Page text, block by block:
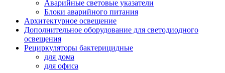
Аварийные световые указатели
Блоки аварийного питания
Архитектурное освещение
Дополнительное оборудование для светодиодного
освещения
Рециркуляторы бактерицидные
для дома
для офиса